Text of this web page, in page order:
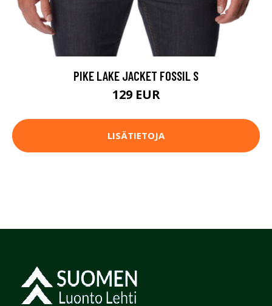
PIKE LAKE JACKET FOSSIL S
129 EUR
LISÄTIETOJA